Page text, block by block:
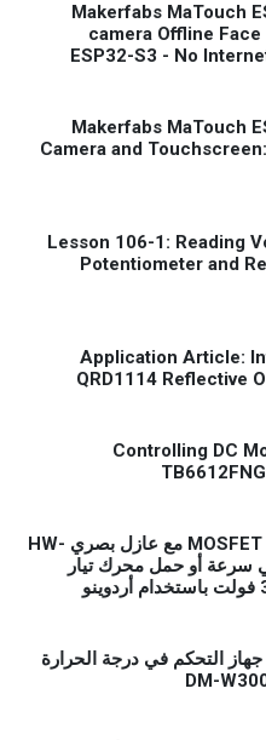
Makerfabs MaTouch
camera Offline
ESP32-S3 - No
Makerfabs MaTouch
Camera and
Lesson 106-1:
Potentiometer and
Application Article:
QRD1114 Reflective
Controlling DC
كيفية استخدام MOSFET مع عازل بصري HW-
سرعة أو حمل محرك تيار
التحكم في درجة الحرارة
DM-